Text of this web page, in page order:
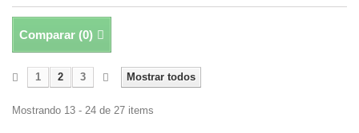
Comparar (0)
Mostrar todos
1 2 3
Mostrando 13 - 24 de 27 items